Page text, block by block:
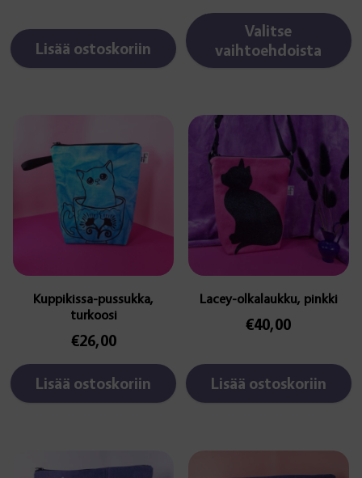
Lisää ostoskoriin
Valitse
vaihtoehdoista
Kuppikissa-pussukka,
turkoosi
€26,00
Lisää ostoskoriin
Lacey-olkalaukku, pinkki
€40,00
Lisää ostoskoriin
tuotteella